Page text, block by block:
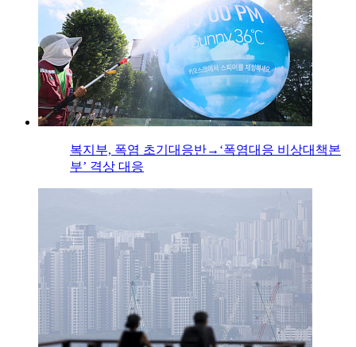
복지부, 폭염 초기대응반→‘폭염대응 비상대책본
부’ 격상 대응